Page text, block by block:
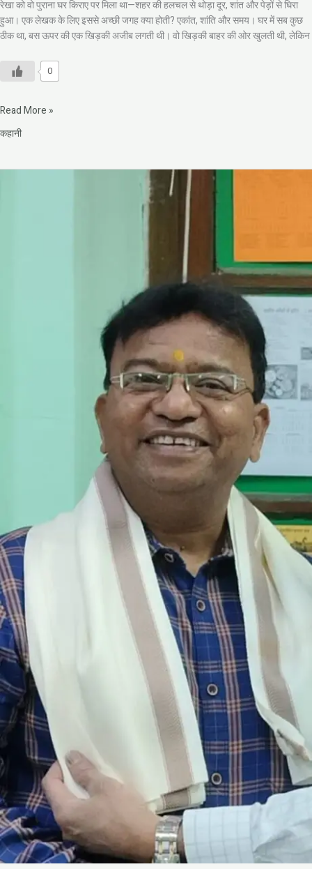
रेखा को वो पुराना घर किराए पर मिला था—शहर की हलचल से थोड़ा दूर, शांत और पेड़ों से घिरा
हुआ। एक लेखक के लिए इससे अच्छी जगह क्या होती? एकांत, शांति और समय। घर में सब कुछ
ठीक था, बस ऊपर की एक खिड़की अजीब लगती थी। वो खिड़की बाहर की ओर खुलती थी, लेकिन
0
Read More »
कहानी